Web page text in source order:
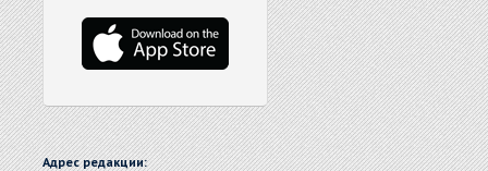
Адрес редакции: